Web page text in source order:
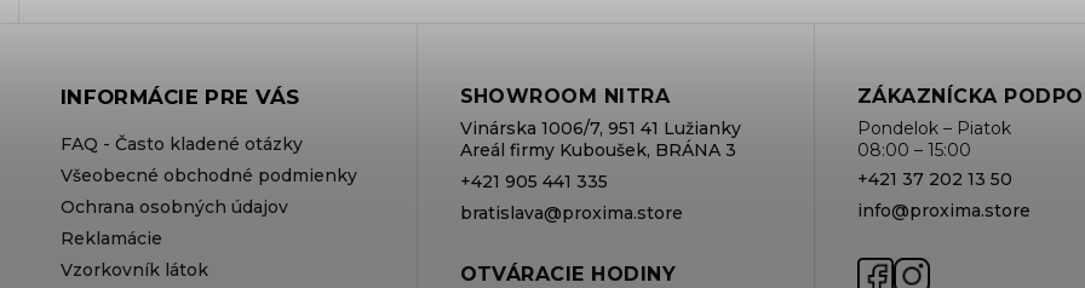
INFORMÁCIE PRE VÁS
FAQ - Často kladené otázky
Všeobecné obchodné podmienky
Ochrana osobných údajov
Reklamácie
Vzorkovník látok
SHOWROOM NITRA
Vinárska 1006/7, 951 41 Lužianky
Areál firmy Kuboušek, BRÁNA 3
+421 905 441 335
bratislava@proxima.store
OTVÁRACIE HODINY
ZÁKAZNÍCKA
Pondelok – Piatok
08:00 – 15:00
+421 37 202 13 50
info@proxima.store